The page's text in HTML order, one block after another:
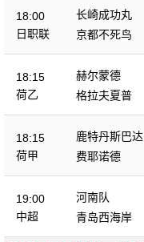
18:00
日职联
长崎成功丸
京都不死鸟
18:15
荷乙
赫尔蒙德
格拉夫夏普
18:15
荷甲
鹿特丹斯巴达
费耶诺德
19:00
中超
河南队
青岛西海岸